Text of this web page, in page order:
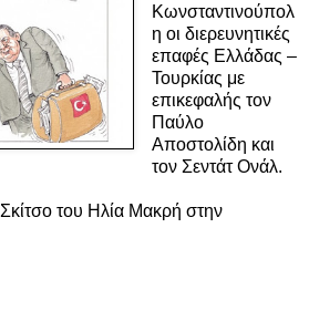
Κωνσταντινούπολ
η οι διερευνητικές
επαφές Ελλάδας –
Τουρκίας με
επικεφαλής τον
Παύλο
Αποστολίδη και
τον Σεντάτ Ονάλ.
Σκίτσο του Ηλία Μακρή στην